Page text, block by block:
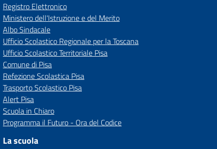
Registro Elettronico
Ministero dell'Istruzione e del Merito
Albo Sindacale
Ufficio Scolastico Regionale per la Toscana
Ufficio Scolastico Territoriale Pisa
Comune di Pisa
Refezione Scolastica Pisa
Trasporto Scolastico Pisa
Alert Pisa
Scuola in Chiaro
Programma il Futuro - Ora del Codice
La scuola